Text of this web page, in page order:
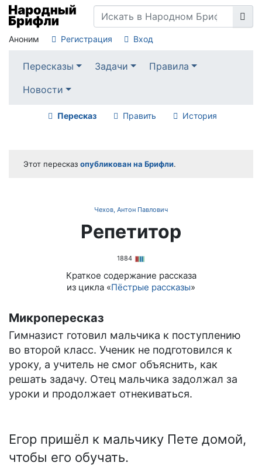
Аноним Регистрация Вход
Пересказы Задачи
Правила
Новости
Пересказ Править История
Этот пересказ опубликован на Брифли.
Чехов, Антон Павлович
Репетитор
1884
Краткое содержание рассказа
из цикла «Пёстрые рассказы»
Микропересказ
Гимназист готовил мальчика к поступлению
во второй класс. Ученик не подготовился к
уроку, а учитель не смог объяснить, как
решать задачу. Отец мальчика задолжал за
уроки и продолжает отнекиваться.
Егор пришёл к мальчику Пете домой,
чтобы его обучать.